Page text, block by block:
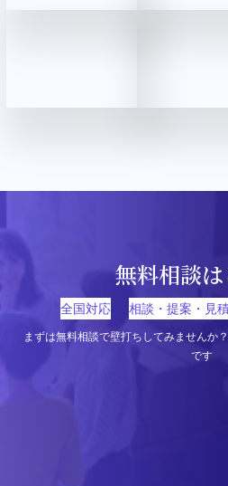
無料相談
全国対応 相談・提案・見
まずは無料相談で壁打ちしてみません
です